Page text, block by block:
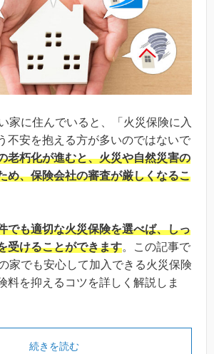
家に住んでいると、「火災保険に入
不安を抱える方が多いのではないで
老朽化が進むと、火災や自然災害の
め、保険会社の審査が厳しくなるこ
でも適切な火災保険を選べば、しっ
受けることができます。この記事で
家でも安心して加入できる火災保険
料を抑えるコツを詳しく解説しま
続きを読む